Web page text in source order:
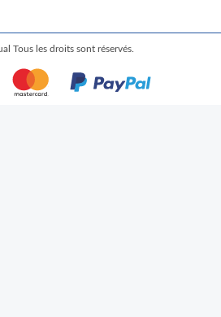
Tous les droits sont réservés.